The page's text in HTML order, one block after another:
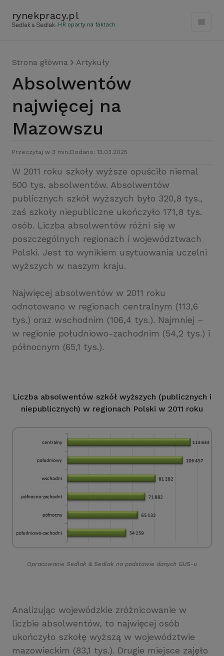
rynekpracy.pl
- HR oparty na faktach
Strona główna Artykuły
Absolwentów
najwięcej na
Mazowszu
Przeczytaj w 3 min. Dodano: 13.03.2025
W 2011 roku szkoły wyższe opuściło niemal
500 tys. absolwentów. Absolwentów
publicznych szkół wyższych było 320,8 tys.,
zaś szkoły niepubliczne ukończyło 171,8 tys.
osób. Liczba absolwentów różni się w
poszczególnych regionach i województwach
Polski. Jest to wynikiem usytuowania uczelni
wyższych w naszym kraju.
Najwięcej absolwentów w 2011 roku
odnotowano w regionach centralnym (113,6
tys.) oraz wschodnim (106,4 tys.). Najmniej –
w regionie południowo-zachodnim (54,2 tys.) i
północnym (65,1 tys.).
Liczba absolwentów szkół wyższych (publicznych i
niepublicznych) w regionach Polski w 2011 roku
Opracowanie Sedlak & Sedlak na podstawie danych GUS-u
Analizując wojewódzkie zróżnicowanie w
liczbie absolwentów, to najwięcej osób
ukończyło szkołę wyższą w województwie
mazowieckim (83,1 tys.). Drugie miejsce zajęło